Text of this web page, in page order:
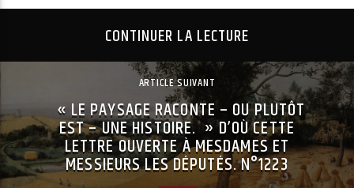
CONTINUER LA LECTURE
ARTICLE SUIVANT
« LE PAYSAGE RACONTE – OU PLUTÔT
EST – UNE HISTOIRE. » D’OÙ CETTE
LETTRE OUVERTE À MESDAMES ET
MESSIEURS LES DÉPUTÉS. N°1223